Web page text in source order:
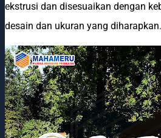
ekstrusi dan disesuaikan dengan
desain dan ukuran yang diharapkan.